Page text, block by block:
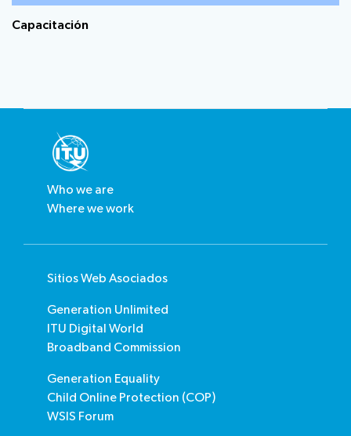
Capacitación
Who we are
Where we work
Sitios Web Asociados​​​​
Generation Unlimited
ITU Digital World
Broadband Commission
Generation Equality
Child Online Protection (COP)
WSIS Forum